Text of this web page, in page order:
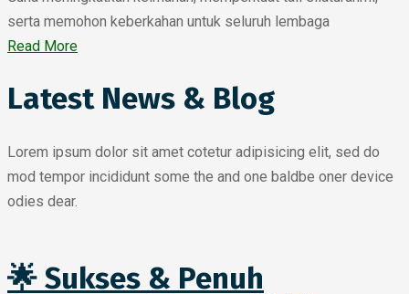
serta memohon keberkahan untuk seluruh lembaga
Read More
Latest News & Blog
Lorem ipsum dolor sit amet cotetur adipisicing elit, sed do
mod tempor incididunt some the and one baldbe oner device
odies dear.
🌟 Sukses & Penuh